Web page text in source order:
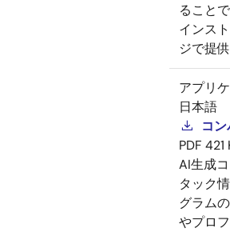
ること
インス
ジで提
アプリ
日本語
コ
PDF 421
AI生成
タック
グラム
やプロ